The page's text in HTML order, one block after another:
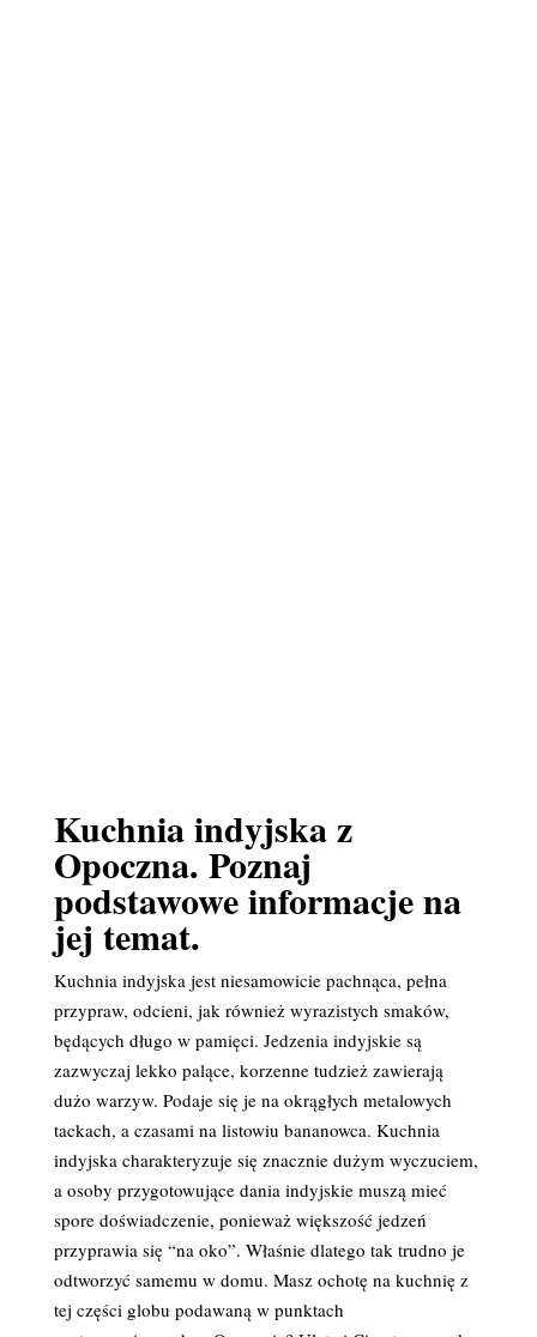
Kuchnia indyjska z
Opoczna. Poznaj
podstawowe informacje na
jej temat.
Kuchnia indyjska jest niesamowicie pachnąca, pełna
przypraw, odcieni, jak również wyrazistych smaków,
będących długo w pamięci. Jedzenia indyjskie są
zazwyczaj lekko palące, korzenne tudzież zawierają
dużo warzyw. Podaje się je na okrągłych metalowych
tackach, a czasami na listowiu bananowca. Kuchnia
indyjska charakteryzuje się znacznie dużym wyczuciem,
a osoby przygotowujące dania indyjskie muszą mieć
spore doświadczenie, ponieważ większość jedzeń
przyprawia się “na oko”. Właśnie dlatego tak trudno je
odtworzyć samemu w domu. Masz ochotę na kuchnię z
tej części globu podawaną w punktach